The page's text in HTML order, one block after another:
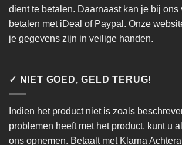
dient te betalen. Daarnaast kan je bij ons
betalen met iDeal of Paypal. Onze
je gegevens zijn in veilige handen.
✓ NIET GOED, GELD TERUG!
Indien het product niet is zoals
problemen heeft met het product, kunt u
ons opnemen. Betaalt met Klarna